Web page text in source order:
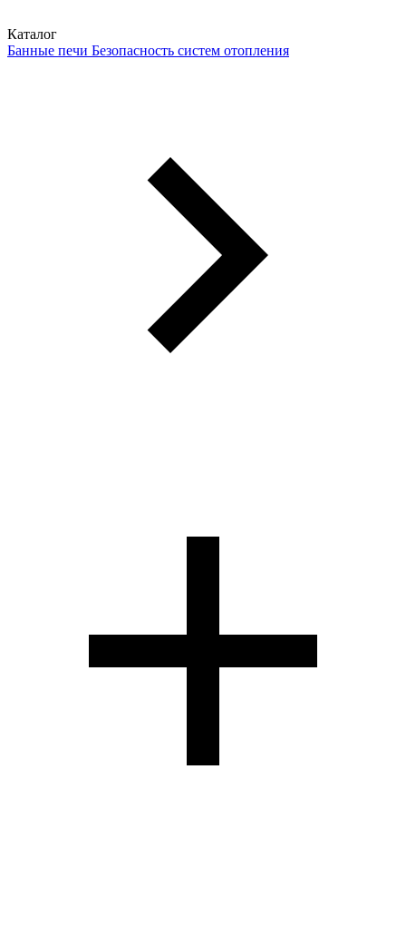
Каталог
Банные печи Безопасность систем отопления